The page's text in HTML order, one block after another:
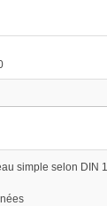
simple selon DIN